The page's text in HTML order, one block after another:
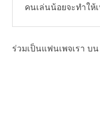
คนเล่นน้อยจะทำให้
ร่วมเป็นแฟนเพจเรา บ